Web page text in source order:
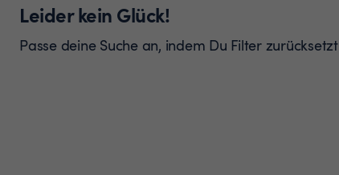
Leider kein Glück!
Passe deine Suche an, indem Du Filter